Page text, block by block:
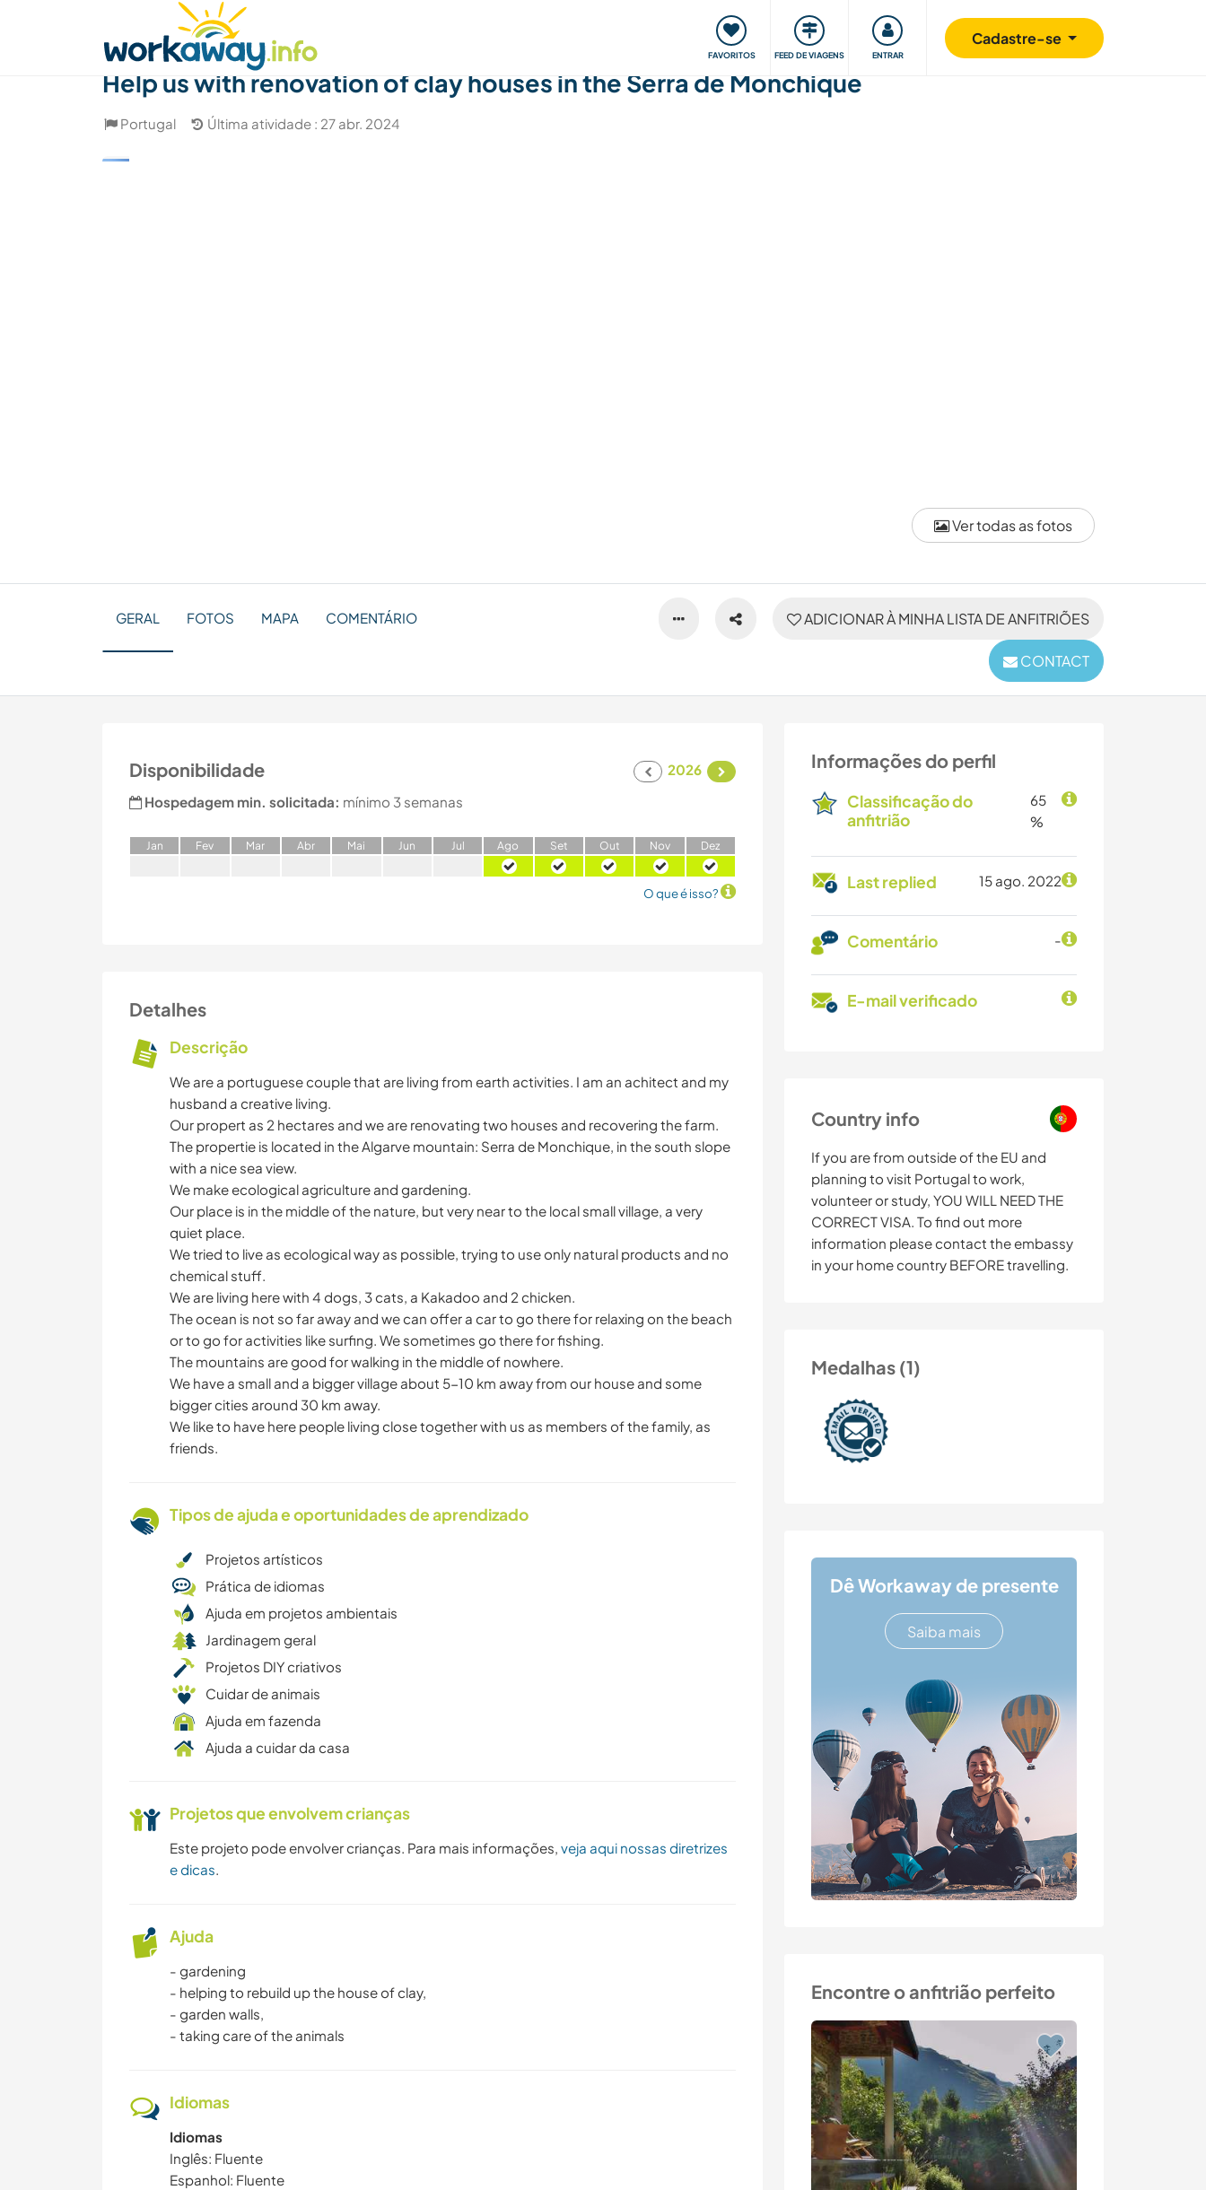
FAVORITOS FEED DE VIAGENS ENTRAR
Cadastre-se
Achar anfitrião Parceiro de viagem Viaje e aprenda Comunidade Retribuindo Segurança
Ver todas as fotos
Help us with renovation of clay houses in the Serra de Monchique
Portugal Última atividade : 27 abr. 2024
ADICIONAR À MINHA LISTA DE ANFITRIÕES
CONTACT
GERAL FOTOS MAPA COMENTÁRIO
Informações do perfil
Classificação do
anfitrião
65
%
Last replied 15 ago. 2022
Comentário -
E-mail verificado
Country info
If you are from outside of the EU and
planning to visit Portugal to work,
volunteer or study, YOU WILL NEED THE
CORRECT VISA. To find out more
information please contact the embassy
in your home country BEFORE travelling.
Medalhas (1)
Dê Workaway de presente
Saiba mais
Encontre o anfitrião perfeito
Disponibilidade
2026
Hospedagem min. solicitada: mínimo 3 semanas
Jan Fev Mar Abr Mai Jun Jul Ago Set Out Nov Dez
O que é isso?
Detalhes
Descrição
We are a portuguese couple that are living from earth activities. I am an achitect and my
husband a creative living.
Our propert as 2 hectares and we are renovating two houses and recovering the farm.
The propertie is located in the Algarve mountain: Serra de Monchique, in the south slope
with a nice sea view.
We make ecological agriculture and gardening.
Our place is in the middle of the nature, but very near to the local small village, a very
quiet place.
We tried to live as ecological way as possible, trying to use only natural products and no
chemical stuff.
We are living here with 4 dogs, 3 cats, a Kakadoo and 2 chicken.
The ocean is not so far away and we can offer a car to go there for relaxing on the beach
or to go for activities like surfing. We sometimes go there for fishing.
The mountains are good for walking in the middle of nowhere.
We have a small and a bigger village about 5-10 km away from our house and some
bigger cities around 30 km away.
We like to have here people living close together with us as members of the family, as
friends.
Tipos de ajuda e oportunidades de aprendizado
Projetos artísticos
Prática de idiomas
Ajuda em projetos ambientais
Jardinagem geral
Projetos DIY criativos
Cuidar de animais
Ajuda em fazenda
Ajuda a cuidar da casa
Projetos que envolvem crianças
Este projeto pode envolver crianças. Para mais informações, veja aqui nossas diretrizes
e dicas.
Ajuda
- gardening
- helping to rebuild up the house of clay,
- garden walls,
- taking care of the animals
Idiomas
Idiomas
Inglês: Fluente
Espanhol: Fluente